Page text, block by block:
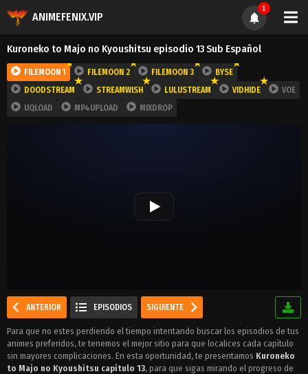
ANIMEFENIX.VIP
1
Kuroneko to Majo no Kyoushitsu episodio 13 Sub Español
FILEMOON 1 FILEMOON 2 FILEMOON 3
BYSE
DOODSTREAM
STREAMWISH LULUSTREAM VIDHIDE
VOE
UQLOAD
MP4UPLOAD MIXDROP
ANTERIOR EPISODIOS SIGUIENTE
Para que no estes perdiendo el tiempo intentando buscar los episodios de tus
animes preferidos, te tenemos el mejor sitio para que localices cada capítulo
sin mayores complicaciones. En esta oportunidad, te presentamos Kuroneko
to Majo no Kyoushitsu capítulo 13, para que sigas mirando el progreso de